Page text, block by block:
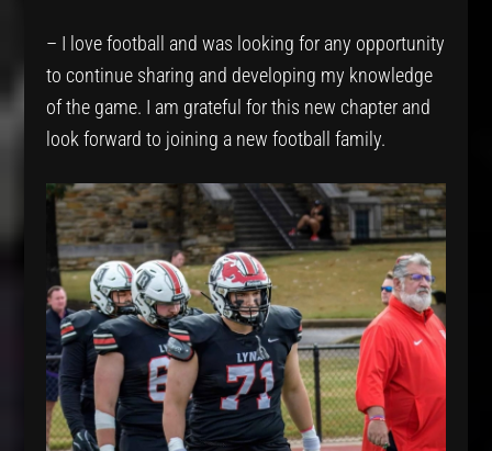
– I love football and was looking for any opportunity
to continue sharing and developing my knowledge
of the game. I am grateful for this new chapter and
look forward to joining a new football family.